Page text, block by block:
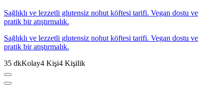
Sağlıklı ve lezzetli glutensiz nohut köftesi tarifi. Vegan dostu ve
pratik bir atıştırmalık.
Sağlıklı ve lezzetli glutensiz nohut köftesi tarifi. Vegan dostu ve
pratik bir atıştırmalık.
35 dkKolay4 Kişi4 Kişilik